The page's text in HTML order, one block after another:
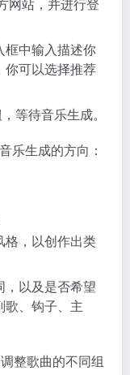
框中输入描述你
你可以选择推荐
等待音乐生成。
乐生成的方向：
格，以创作出类
，以及是否希望
歌、钩子、主
整歌曲的不同组